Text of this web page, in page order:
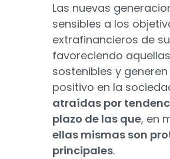
Las nuevas
sensibles a los
extrafinancieros de
favoreciendo
sostenibles y
positivo en la
atraídas por
plazo de las que, en
ellas mismas son
principales.